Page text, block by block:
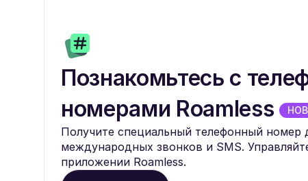
Познакомьтесь с
номерами Roamless
Получите специальный телефонный номер
международных звонков и SMS.
приложении Roamless.